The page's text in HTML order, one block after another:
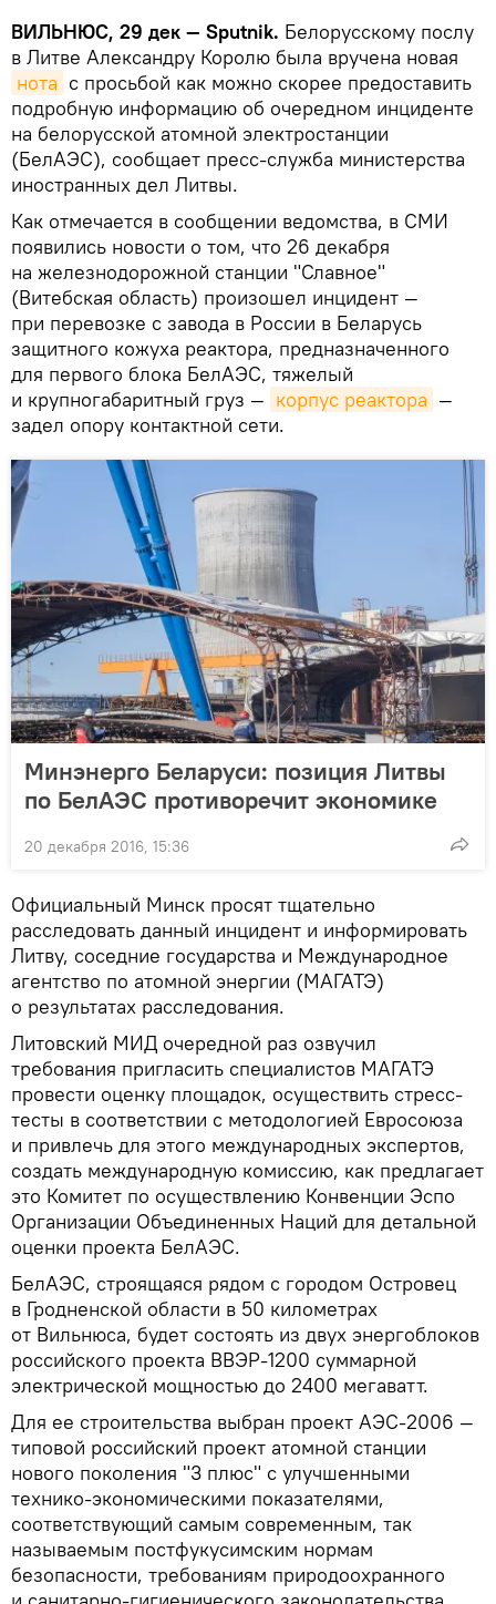
ВИЛЬНЮС, 29 дек — Sputnik. Белорусскому послу
в Литве Александру Королю была вручена новая
нота с просьбой как можно скорее предоставить
подробную информацию об очередном инциденте
на белорусской атомной электростанции
(БелАЭС), сообщает пресс-служба министерства
иностранных дел Литвы.
Как отмечается в сообщении ведомства, в СМИ
появились новости о том, что 26 декабря
на железнодорожной станции "Славное"
(Витебская область) произошел инцидент —
при перевозке с завода в России в Беларусь
защитного кожуха реактора, предназначенного
для первого блока БелАЭС, тяжелый
и крупногабаритный груз — корпус реактора —
задел опору контактной сети.
Минэнерго Беларуси: позиция Литвы
по БелАЭС противоречит экономике
20 декабря 2016, 15:36
Официальный Минск просят тщательно
расследовать данный инцидент и информировать
Литву, соседние государства и Международное
агентство по атомной энергии (МАГАТЭ)
о результатах расследования.
Литовский МИД очередной раз озвучил
требования пригласить специалистов МАГАТЭ
провести оценку площадок, осуществить стресс-
тесты в соответствии с методологией Евросоюза
и привлечь для этого международных экспертов,
создать международную комиссию, как предлагает
это Комитет по осуществлению Конвенции Эспо
Организации Объединенных Наций для детальной
оценки проекта БелАЭС.
БелАЭС, строящаяся рядом с городом Островец
в Гродненской области в 50 километрах
от Вильнюса, будет состоять из двух энергоблоков
российского проекта ВВЭР-1200 суммарной
электрической мощностью до 2400 мегаватт.
Для ее строительства выбран проект АЭС-2006 —
типовой российский проект атомной станции
нового поколения "3 плюс" с улучшенными
технико-экономическими показателями,
соответствующий самым современным, так
называемым постфукусимским нормам
безопасности, требованиям природоохранного